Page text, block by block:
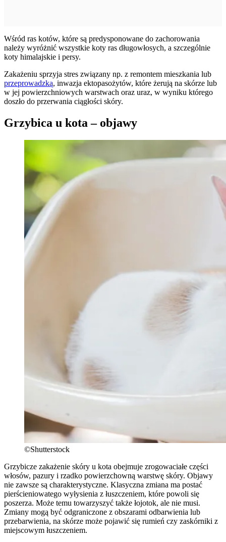
Wśród ras kotów, które są predysponowane do zachorowania
należy wyróżnić wszystkie koty ras długowłosych, a szczególnie
koty himalajskie i persy.
Zakażeniu sprzyja stres związany np. z remontem mieszkania lub
przeprowadzką, inwazja ektopasożytów, które żerują na skórze lub
w jej powierzchniowych warstwach oraz uraz, w wyniku którego
doszło do przerwania ciągłości skóry.
Grzybica u kota – objawy
©Shutterstock
Grzybicze zakażenie skóry u kota obejmuje zrogowaciałe części
włosów, pazury i rzadko powierzchowną warstwę skóry. Objawy
nie zawsze są charakterystyczne. Klasyczna zmiana ma postać
pierścieniowatego wyłysienia z łuszczeniem, które powoli się
poszerza. Może temu towarzyszyć także łojotok, ale nie musi.
Zmiany mogą być odgraniczone z obszarami odbarwienia lub
przebarwienia, na skórze może pojawić się rumień czy zaskórniki z
miejscowym łuszczeniem.